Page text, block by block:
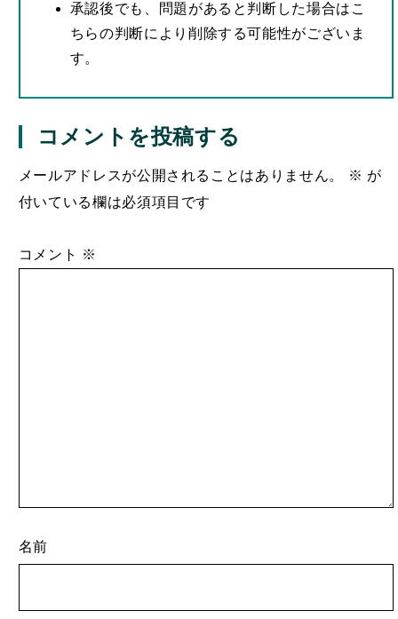
承認後でも、問題があると判断した場合はこ
ちらの判断により削除する可能性がございま
す。
コメントを投稿する
メールアドレスが公開されることはありません。 ※ が
付いている欄は必須項目です
コメント ※
名前